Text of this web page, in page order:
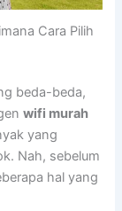
Cara Pilih
beda-beda,
wifi murah
yang
Nah, sebelum
hal yang